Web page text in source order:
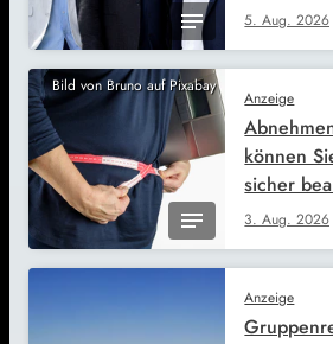
5. Aug. 2026
Bild von Bruno auf Pixabay
Anzeige
3. Aug. 2026
können
sicher
Anzeige